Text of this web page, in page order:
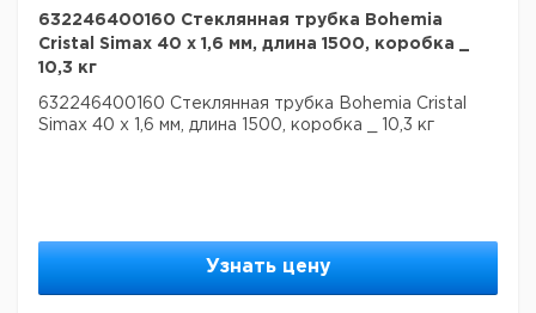
632246400160 Стеклянная трубка Bohemia
Cristal Simax 40 х 1,6 мм, длина 1500, коробка _
10,3 кг
632246400160 Стеклянная трубка Bohemia Cristal
Simax 40 х 1,6 мм, длина 1500, коробка _ 10,3 кг
Узнать цену